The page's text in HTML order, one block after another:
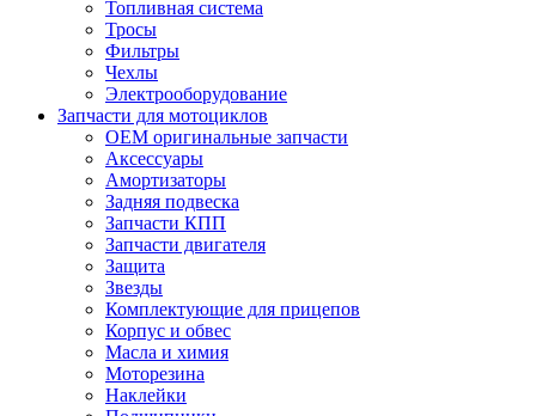
Топливная система
Тросы
Фильтры
Чехлы
Электрооборудование
Запчасти для мотоциклов
OEM оригинальные запчасти
Аксессуары
Амортизаторы
Задняя подвеска
Запчасти КПП
Запчасти двигателя
Защита
Звезды
Комплектующие для прицепов
Корпус и обвес
Масла и химия
Моторезина
Наклейки